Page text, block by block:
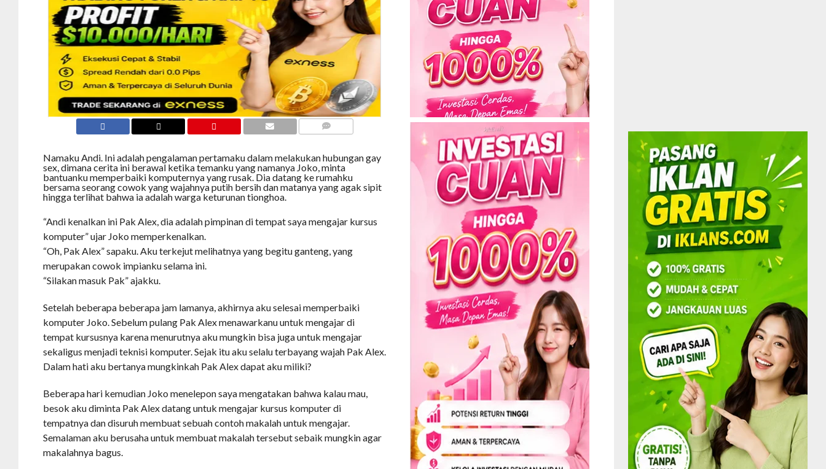
Namaku Andi. Ini adalah pengalaman pertamaku dalam melakukan hubungan gay
sex, dimana cerita ini berawal ketika temanku yang namanya Joko, minta
bantuanku memperbaiki komputernya yang rusak. Dia datang ke rumahku
bersama seorang cowok yang wajahnya putih bersih dan matanya yang agak sipit
hingga terlihat bahwa ia adalah warga keturunan tionghoa.
“Andi kenalkan ini Pak Alex, dia adalah pimpinan di tempat saya mengajar kursus
komputer” ujar Joko memperkenalkan.
“Oh, Pak Alex” sapaku. Aku terkejut melihatnya yang begitu ganteng, yang
merupakan cowok impianku selama ini.
“Silakan masuk Pak” ajakku.
Setelah beberapa beberapa jam lamanya, akhirnya aku selesai memperbaiki
komputer Joko. Sebelum pulang Pak Alex menawarkanu untuk mengajar di
tempat kursusnya karena menurutnya aku mungkin bisa juga untuk mengajar
sekaligus menjadi teknisi komputer. Sejak itu aku selalu terbayang wajah Pak Alex.
Dalam hati aku bertanya mungkinkah Pak Alex dapat aku miliki?
Beberapa hari kemudian Joko menelepon saya mengatakan bahwa kalau mau,
besok aku diminta Pak Alex datang untuk mengajar kursus komputer di
tempatnya dan disuruh membuat sebuah contoh makalah untuk mengajar.
Semalaman aku berusaha untuk membuat makalah tersebut sebaik mungkin agar
makalahnya bagus.